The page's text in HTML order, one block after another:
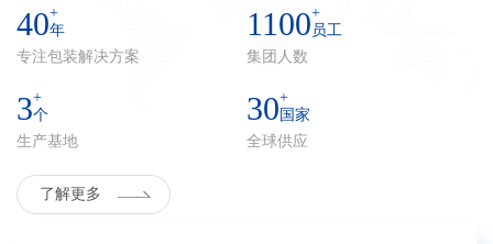
40+
年
专注包装解决方案
1100+
员工
集团人数
3+
个
生产基地
30+
国家
全球供应
了解更多